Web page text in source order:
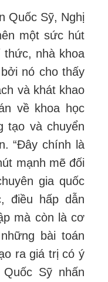
Quốc Sỹ, Nghị
một sức hút
nhà khoa
nó cho thấy
và khát khao
về khoa học
tạo và chuyển
“Đây chính là
mạnh mẽ đối
gia quốc
điều hấp dẫn
mà còn là cơ
bài toán
ra giá trị có ý
Quốc Sỹ nhấn